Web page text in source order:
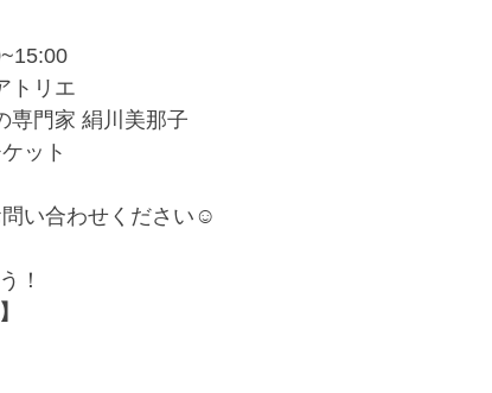
トリエ
専門家 絹川美那子
ット
い合わせください☺
！